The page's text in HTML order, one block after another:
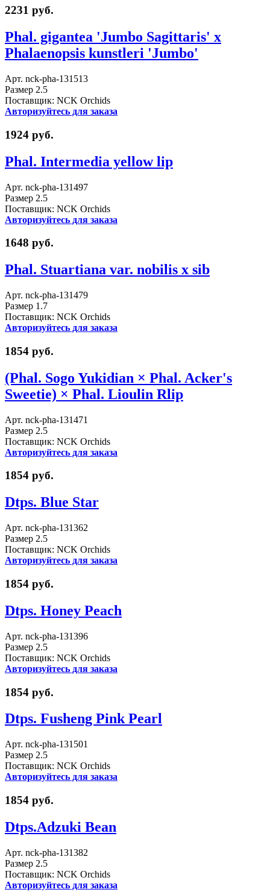
2231 руб.
Phal. gigantea 'Jumbo Sagittaris' x
Phalaenopsis kunstleri 'Jumbo'
Арт. nck-pha-131513
Размер 2.5
Поставщик: NCK Orchids
Авторизуйтесь для заказа
1924 руб.
Phal. Intermedia yellow lip
Арт. nck-pha-131497
Размер 2.5
Поставщик: NCK Orchids
Авторизуйтесь для заказа
1648 руб.
Phal. Stuartiana var. nobilis x sib
Арт. nck-pha-131479
Размер 1.7
Поставщик: NCK Orchids
Авторизуйтесь для заказа
1854 руб.
(Phal. Sogo Yukidian × Phal. Acker's
Sweetie) × Phal. Lioulin Rlip
Арт. nck-pha-131471
Размер 2.5
Поставщик: NCK Orchids
Авторизуйтесь для заказа
1854 руб.
Dtps. Blue Star
Арт. nck-pha-131362
Размер 2.5
Поставщик: NCK Orchids
Авторизуйтесь для заказа
1854 руб.
Dtps. Honey Peach
Арт. nck-pha-131396
Размер 2.5
Поставщик: NCK Orchids
Авторизуйтесь для заказа
1854 руб.
Dtps. Fusheng Pink Pearl
Арт. nck-pha-131501
Размер 2.5
Поставщик: NCK Orchids
Авторизуйтесь для заказа
1854 руб.
Dtps.Adzuki Bean
Арт. nck-pha-131382
Размер 2.5
Поставщик: NCK Orchids
Авторизуйтесь для заказа